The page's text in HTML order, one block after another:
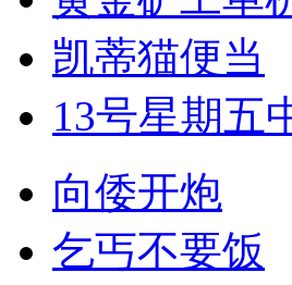
凯蒂猫便当
13号星期五
向倭开炮
乞丐不要饭